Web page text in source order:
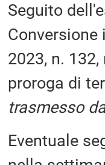
Seguito
Conversione
2023, n.
proroga di
trasmesso
Eventuale